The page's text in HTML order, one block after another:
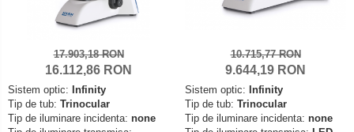
17.903,18 RON
16.112,86 RON
Sistem optic: Infinity
Tip de tub: Trinocular
Tip de iluminare incidenta: none
10.715,77 RON
9.644,19 RON
Sistem optic: Infinity
Tip de tub: Trinocular
Tip de iluminare incidenta: none